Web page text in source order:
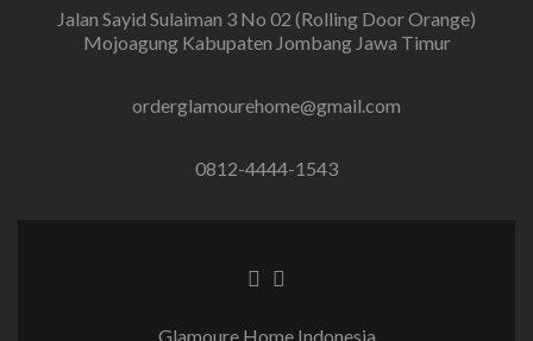
Jalan Sayid Sulaiman 3 No 02 (Rolling Door Orange)
Mojoagung Kabupaten Jombang Jawa Timur
orderglamourehome@gmail.com
0812-4444-1543
Tautan Facebook
Tautan Instagram
Glamoure Home Indonesia